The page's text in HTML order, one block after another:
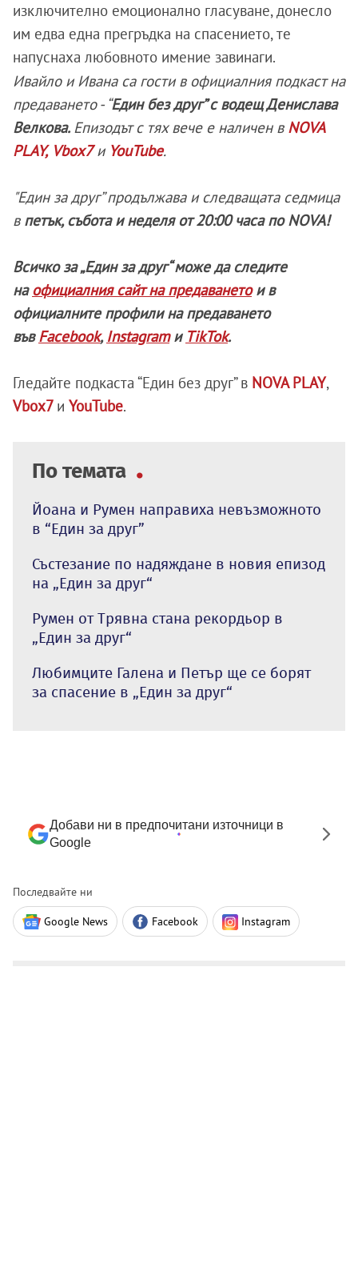
изключително емоционално гласуване, донесло
им едва една прегръдка на спасението, те
напуснаха любовното имение завинаги.
Ивайло и Ивана са гости в официалния подкаст на
предаването - “Един без друг” с водещ Денислава
Велкова.Епизодът с тях вече е наличен в NOVA
PLAY, Vbox7и YouTube.
"Един за друг” продължава и следващата седмица
в петък, събота и неделя от 20:00 часа по NOVA!
Всичко за „Един за друг“ може да следите
наофициалния сайт на предаванетои в
официалните профили на предаването
въвFacebook, Instagramи TikTok.
Гледайте подкаста “Един без друг” в NOVA PLAY,
Vbox7 и YouTube.
По темата
Йоана и Румен направиха невъзможното
в “Един за друг”
Състезание по надяждане в новия епизод
на „Един за друг“
Румен от Трявна стана рекордьор в
„Един за друг“
Любимците Галена и Петър ще се борят
за спасение в „Един за друг“
Добави ни в предпочитани източници в
Google
Последвайте ни
Google News Facebook Instagram